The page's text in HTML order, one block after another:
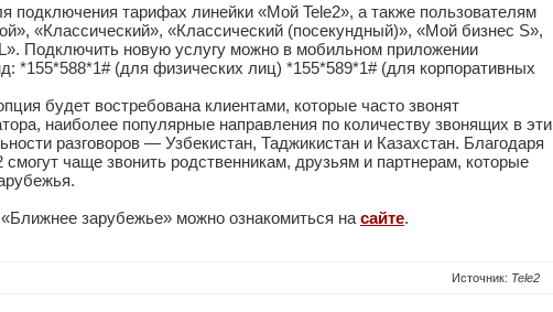
подключения тарифах линейки «Мой Tele2», а также пользователям
«Классический», «Классический (посекундный)», «Мой бизнес S»,
Подключить новую услугу можно в мобильном приложении
*155*588*1# (для физических лиц) *155*589*1# (для корпоративных
будет востребована клиентами, которые часто звонят
наиболее популярные направления по количеству звонящих в эти
разговоров — Узбекистан, Таджикистан и Казахстан. Благодаря
смогут чаще звонить родственникам, друзьям и партнерам, которые
зарубежье» можно ознакомиться на сайте.
Источник: Tele2